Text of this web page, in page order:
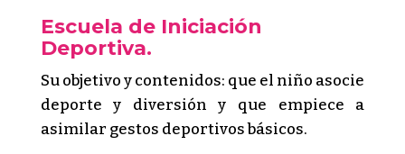
Escuela de Iniciación
Deportiva.
Su objetivo y contenidos: que el niño asocie
deporte y diversión y que empiece a
asimilar gestos deportivos básicos.